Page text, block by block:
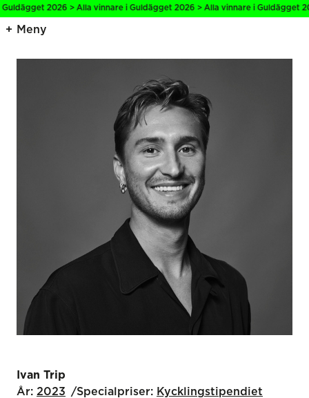
2026 > Alla vinnare i Guldägget 2026 > Alla vinnare i Guldägget
Meny
Ivan Trip
År: 2023 Specialpriser: Kyckling­stipendiet